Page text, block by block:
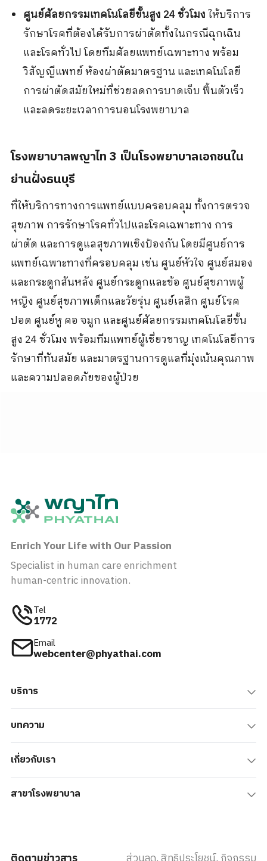
ศูนย์ศัลยกรรมเทคโนโลยีขั้นสูง 24 ชั่วโมงให้บริการ
รักษาโรคที่ต้องได้รับการผ่าตัดทั้งในกรณีฉุกเฉิน
และโรคทั่วไป โดยทีมศัลยแพทย์เฉพาะทาง พร้อม
วิสัญญีแพทย์ ห้องผ่าตัดมาตรฐาน และเทคโนโลยี
การผ่าตัดสมัยใหม่ที่ช่วยลดการบาดเจ็บ ฟื้นตัวเร็ว
และลดระยะเวลาการนอนโรงพยาบาล
โรงพยาบาลพญาไท 3 เป็นโรงพยาบาลเอกชนใน
ย่านฝั่งธนบุรี
ที่ให้บริการทางการแพทย์แบบครอบคลุม ทั้งการตรวจ
สุขภาพ การรักษาโรคทั่วไปและโรคเฉพาะทาง การ
ผ่าตัด และการดูแลสุขภาพเชิงป้องกัน โดยมีศูนย์การ
แพทย์เฉพาะทางที่ครอบคลุม เช่น ศูนย์หัวใจ ศูนย์สมอง
และกระดูกสันหลัง ศูนย์กระดูกและข้อ ศูนย์สุขภาพผู้
หญิง ศูนย์สุขภาพเด็กและวัยรุ่น ศูนย์เลสิก ศูนย์โรค
ปอด ศูนย์หู คอ จมูก และศูนย์ศัลยกรรมเทคโนโลยีขั้น
สูง 24 ชั่วโมง พร้อมทีมแพทย์ผู้เชี่ยวชาญ เทคโนโลยีการ
รักษาที่ทันสมัย และมาตรฐานการดูแลที่มุ่งเน้นคุณภาพ
และความปลอดภัยของผู้ป่วย
Enrich Your Life with Our Passion
Specialist in human care enrichment
human-centric innovation.
Tel
1772
Email
webcenter@phyathai.com
บริการ
บทความ
เกี่ยวกับเรา
สาขาโรงพยาบาล